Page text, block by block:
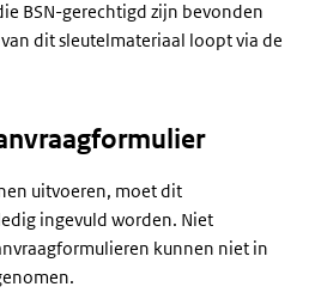
BSN-gerechtigd zijn bevonden
dit sleutelmateriaal loopt via de
uitvoeren, moet dit
ingevuld worden. Niet
kunnen niet in